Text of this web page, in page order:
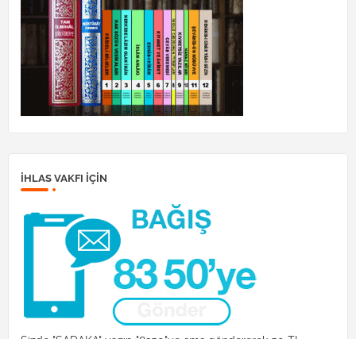
İHLAS VAKFI IÇIN